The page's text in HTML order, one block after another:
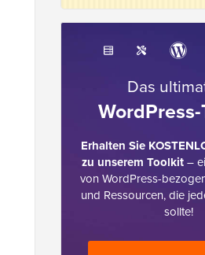
Das
Erhalten Sie
zu unserem Toolkit–
von WordPress-
und Ressourcen, die
sollte!